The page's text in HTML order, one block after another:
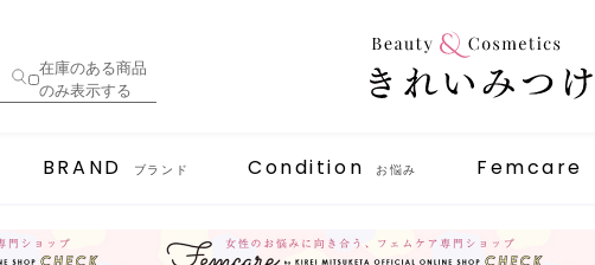
在庫のある商品
のみ表示する
BRAND ブランド Condition お悩み Femcare